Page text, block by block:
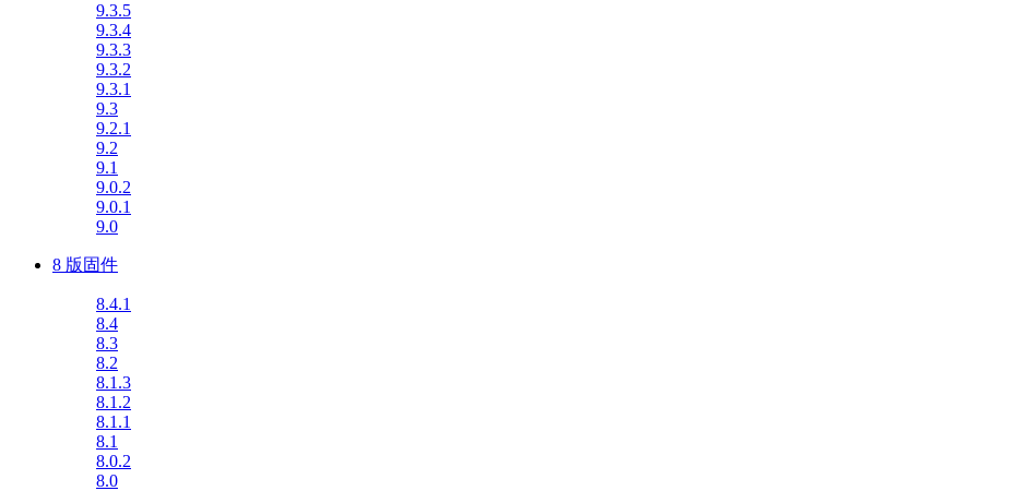
9.3.5
9.3.4
9.3.3
9.3.2
9.3.1
9.3
9.2.1
9.2
9.1
9.0.2
9.0.1
9.0
8 版固件
8.4.1
8.4
8.3
8.2
8.1.3
8.1.2
8.1.1
8.1
8.0.2
8.0